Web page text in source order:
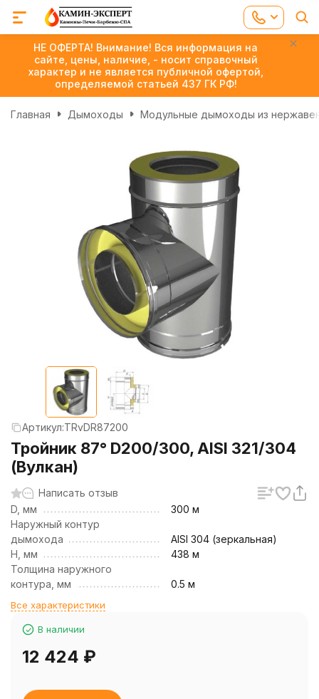
НЕ ОФЕРТА! Внимание! Вся информация на
сайте, цены, наличие, - носит справочный
характер и не является публичной офертой,
определяемой статьей 437 ГК РФ!
Главная Дымоходы Модульные дымоходы из
Артикул:TRvDR87200
Тройник 87° D200/300, AISI 321/304
(Вулкан)
Написать отзыв
D, мм
300 м
Наружный контур
дымохода
AISI 304 (зеркальная)
H, мм
438 м
Толщина наружного
контура, мм
0.5 м
Все характеристики
В наличии
12 424 ₽